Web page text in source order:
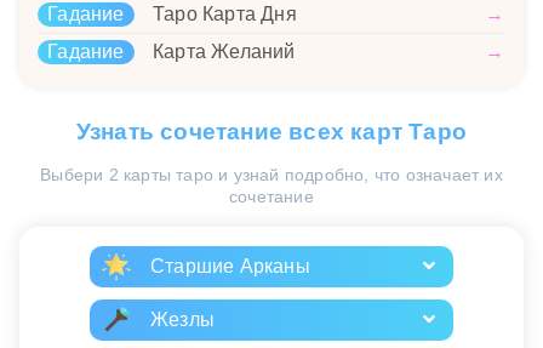
Гадание
Таро Карта Дня
→
Гадание
Карта Желаний →
Узнать сочетание всех карт Таро
Выбери 2 карты таро и узнай подробно, что означает их
сочетание
Старшие Арканы
Жезлы